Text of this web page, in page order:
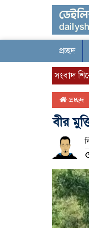
প্রচ্ছদ
সংবাদ
প্রচ্ছদ
বীর